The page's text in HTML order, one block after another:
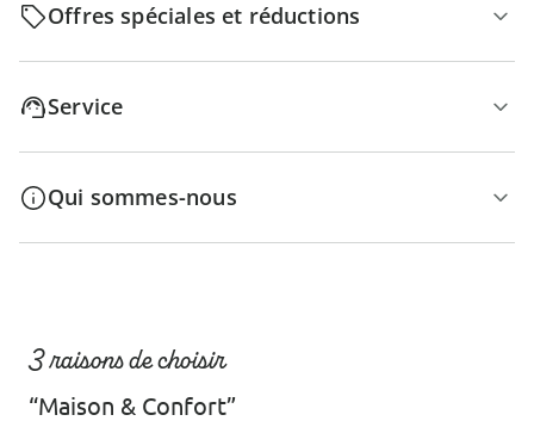
Offres spéciales et réductions
Service
Qui sommes-nous
3 raisons de choisir
“Maison & Confort”